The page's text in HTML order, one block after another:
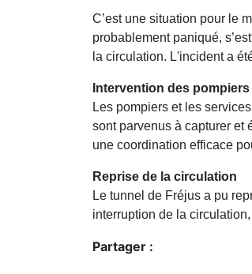
C’est une situation pour le
probablement paniqué,
la circulation. L'incident a
Intervention des
Les pompiers et les
sont parvenus à capturer et
une coordination efficace
Reprise de la circulation
Le tunnel de Fréjus a pu
interruption de la
Partager :